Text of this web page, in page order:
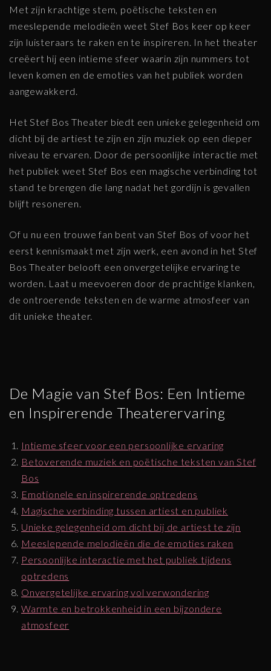
Met zijn krachtige stem, poëtische teksten en
meeslepende melodieën weet Stef Bos keer op keer
zijn luisteraars te raken en te inspireren. In het theater
creëert hij een intieme sfeer waarin zijn nummers tot
leven komen en de emoties van het publiek worden
aangewakkerd.
Het Stef Bos Theater biedt een unieke gelegenheid om
dicht bij de artiest te zijn en zijn muziek op een dieper
niveau te ervaren. Door de persoonlijke interactie met
het publiek weet Stef Bos een magische verbinding tot
stand te brengen die lang nadat het gordijn is gevallen
blijft resoneren.
Of u nu een trouwe fan bent van Stef Bos of voor het
eerst kennismaakt met zijn werk, een avond in het Stef
Bos Theater belooft een onvergetelijke ervaring te
worden. Laat u meevoeren door de prachtige klanken,
de ontroerende teksten en de warme atmosfeer van
dit unieke theater.
De Magie van Stef Bos: Een Intieme
en Inspirerende Theaterervaring
Intieme sfeer voor een persoonlijke ervaring
Betoverende muziek en poëtische teksten van Stef
Bos
Emotionele en inspirerende optredens
Magische verbinding tussen artiest en publiek
Unieke gelegenheid om dicht bij de artiest te zijn
Meeslepende melodieën die de emoties raken
Persoonlijke interactie met het publiek tijdens
optredens
Onvergetelijke ervaring vol verwondering
Warmte en betrokkenheid in een bijzondere
atmosfeer